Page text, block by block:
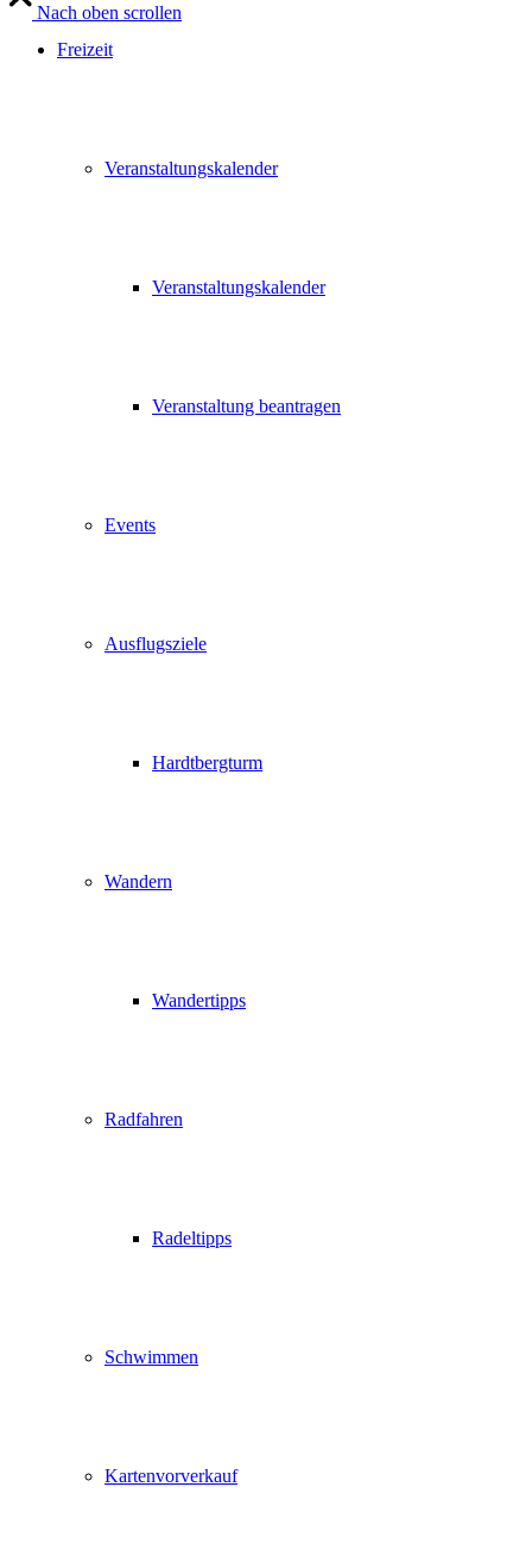
Freizeit
Veranstaltungskalender
Veranstaltungskalender
Veranstaltung beantragen
Events
Ausflugsziele
Hardtbergturm
Wandern
Wandertipps
Radfahren
Radeltipps
Schwimmen
Kartenvorverkauf
Nach oben scrollen